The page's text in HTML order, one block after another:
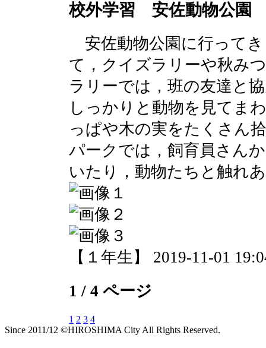
校外学習 安佐動物公園
安佐動物公園に行って
て，クイズラリーや秋み
ラリーでは，班の友達と
しっかりと動物を見てま
っぱや木の実をたくさん
パークでは，飼育員さん
いたり，動物たちと触れ
【１年生】 2019-11-01
1 / 4 ページ
1 2 3 4
Since 2011/12 ©HIROSHIMA City All Rights Reserved.